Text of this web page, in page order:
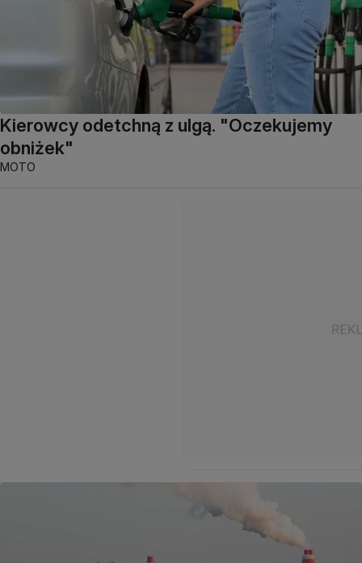
Kierowcy odetchną z ulgą. "Oczekujemy
obniżek"
MOTO